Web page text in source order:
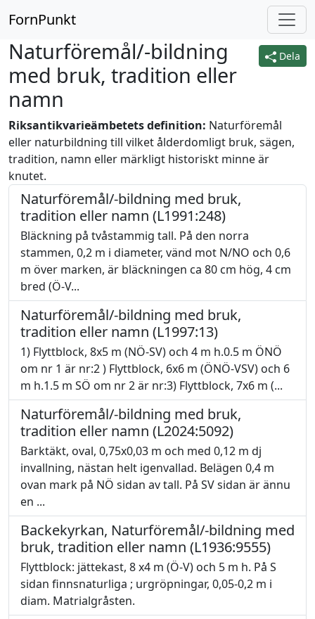
FornPunkt
Dela
Naturföremål/-bildning
med bruk, tradition eller
namn
Riksantikvarieämbetets definition: Naturföremål
eller naturbildning till vilket ålderdomligt bruk, sägen,
tradition, namn eller märkligt historiskt minne är
knutet.
Naturföremål/-bildning med bruk,
tradition eller namn (L1991:248)
Bläckning på tvåstammig tall. På den norra
stammen, 0,2 m i diameter, vänd mot N/NO och 0,6
m över marken, är bläckningen ca 80 cm hög, 4 cm
bred (Ö-V...
Naturföremål/-bildning med bruk,
tradition eller namn (L1997:13)
1) Flyttblock, 8x5 m (NÖ-SV) och 4 m h.0.5 m ÖNÖ
om nr 1 är nr:2 ) Flyttblock, 6x6 m (ÖNÖ-VSV) och 6
m h.1.5 m SÖ om nr 2 är nr:3) Flyttblock, 7x6 m (...
Naturföremål/-bildning med bruk,
tradition eller namn (L2024:5092)
Barktäkt, oval, 0,75x0,03 m och med 0,12 m dj
invallning, nästan helt igenvallad. Belägen 0,4 m
ovan mark på NÖ sidan av tall. På SV sidan är ännu
en ...
Backekyrkan, Naturföremål/-bildning med
bruk, tradition eller namn (L1936:9555)
Flyttblock: jättekast, 8 x4 m (Ö-V) och 5 m h. På S
sidan finnsnaturliga ; urgröpningar, 0,05-0,2 m i
diam. Matrialgråsten.